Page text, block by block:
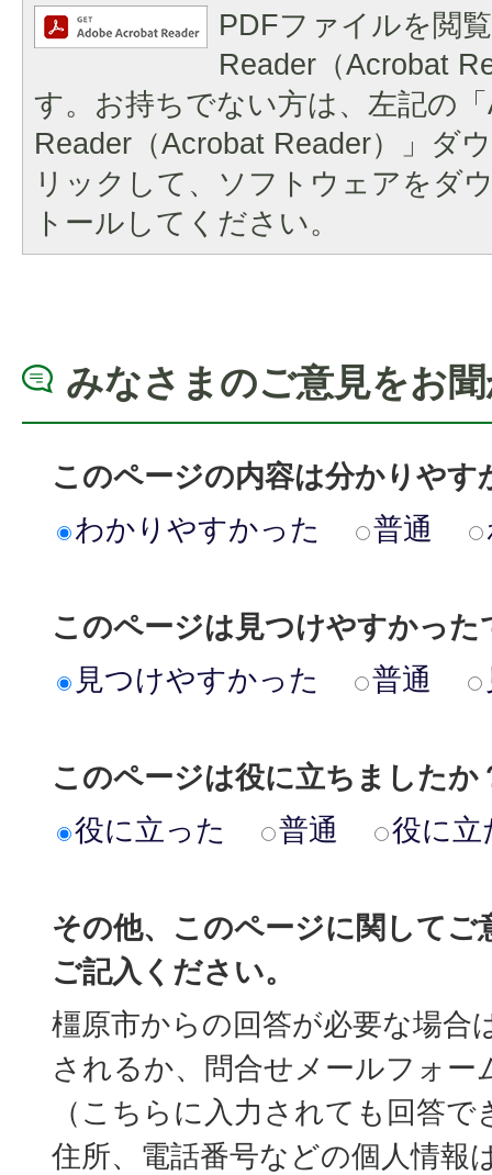
PDFファイルを閲
Reader（Acrobat
す。お持ちでない方は、左記の
Reader（Acrobat Reader）」ダ
リックして、ソフトウェアをダ
トールしてください。
みなさまのご意見をお
このページの内容は分かりやす
わかりやすかった
普通
このページは見つけやすかった
見つけやすかった
普通
このページは役に立ちましたか
役に立った
普通 役に立
その他、このページに関してご
ご記入ください。
橿原市からの回答が必要な場合
されるか、問合せメールフォー
（こちらに入力されても回答
住所、電話番号などの個人情報